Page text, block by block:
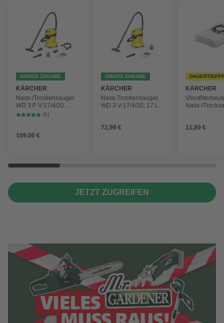
GRATIS ZUGABE
KÄRCHER
Nass-/Trockensauger
WD 3 P V-17/4/20
Workshop mit
(1)
109,00 €
GRATIS ZUGABE
KÄRCHER
Nass-Trockensauger,
WD 3 V-17/4/20, 17 L,
72,99 €
KÄRCHER
Nass-/
4 Stück
11,89 €
JETZT ZUGREIFEN